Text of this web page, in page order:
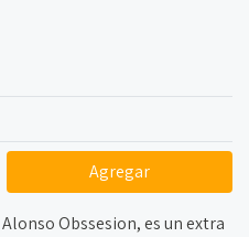
Agregar
Obssesion, es un extra